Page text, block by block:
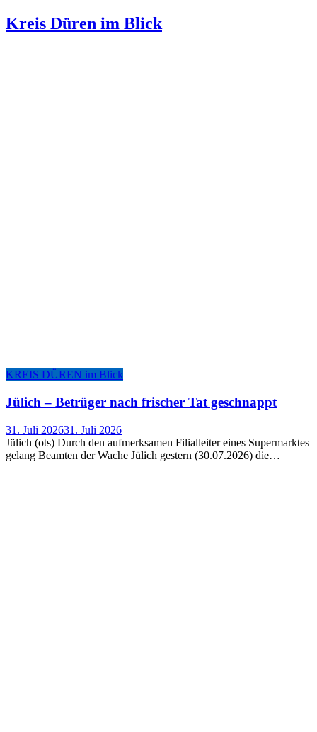
Kreis Düren im Blick
KREIS DÜREN im Blick
Jülich – Betrü­ger nach fri­scher Tat geschnappt
31. Juli 202631. Juli 2026
Jülich (ots) Durch den aufmerksamen Filialleiter eines Supermarktes
gelang Beamten der Wache Jülich gestern (30.07.2026) die…